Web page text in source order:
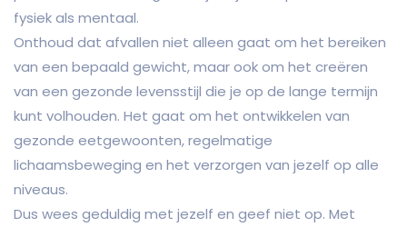
fysiek als mentaal.
Onthoud dat afvallen niet alleen gaat om het bereiken
van een bepaald gewicht, maar ook om het creëren
van een gezonde levensstijl die je op de lange termijn
kunt volhouden. Het gaat om het ontwikkelen van
gezonde eetgewoonten, regelmatige
lichaamsbeweging en het verzorgen van jezelf op alle
niveaus.
Dus wees geduldig met jezelf en geef niet op. Met